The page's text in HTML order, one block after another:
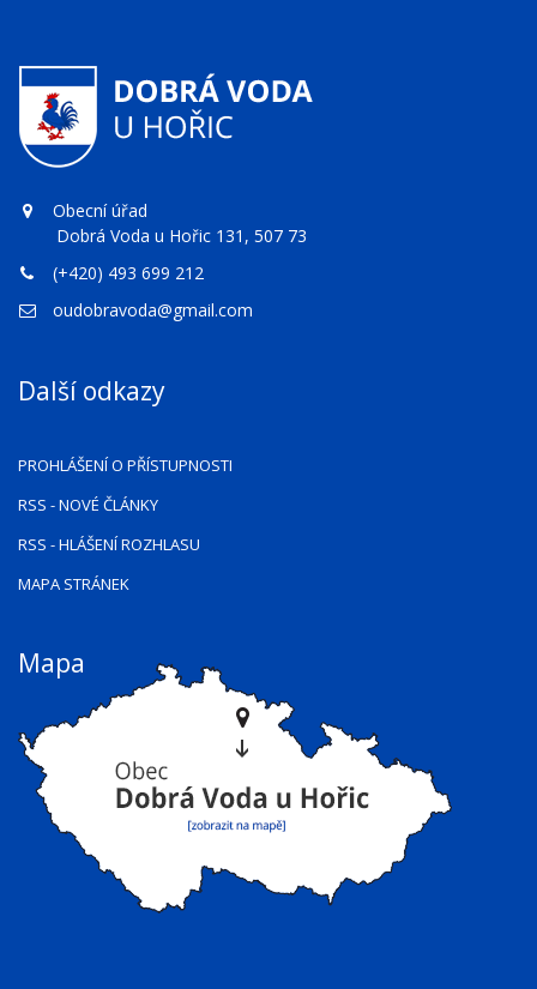
Obecní úřad
Dobrá Voda u Hořic 131, 507 73
(+420) 493 699 212
oudobravoda@gmail.com
Další odkazy
PROHLÁŠENÍ O PŘÍSTUPNOSTI
RSS - NOVÉ ČLÁNKY
RSS - HLÁŠENÍ ROZHLASU
MAPA STRÁNEK
Mapa